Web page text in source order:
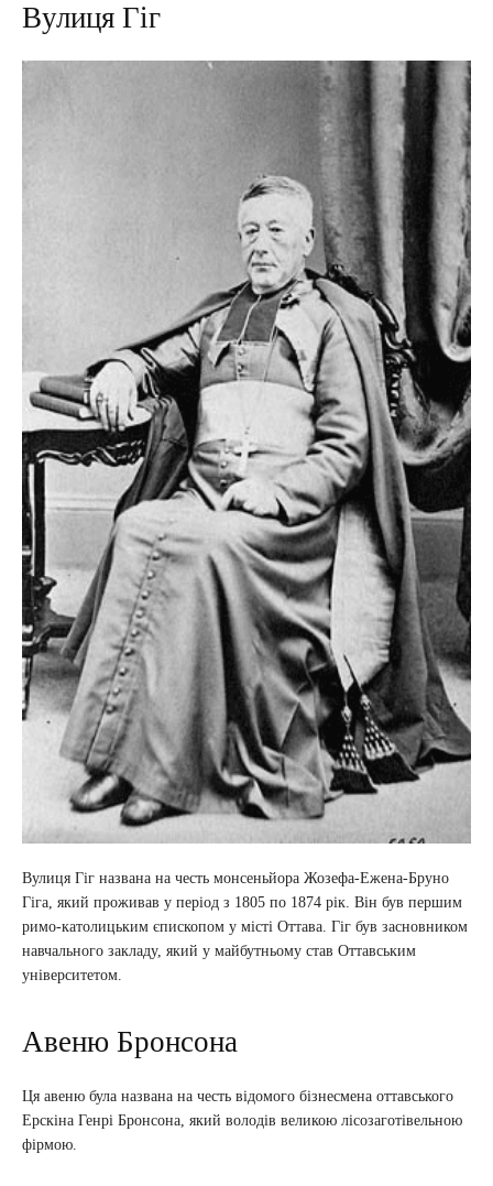
Вулиця Гіг
Вулиця Гіг названа на честь монсеньйора Жозефа-Ежена-Бруно
Гіга, який проживав у період з 1805 по 1874 рік. Він був першим
римо-католицьким єпископом у місті Оттава. Гіг був засновником
навчального закладу, який у майбутньому став Оттавським
університетом.
Авеню Бронсона
Ця авеню була названа на честь відомого бізнесмена оттавського
Ерскіна Генрі Бронсона, який володів великою лісозаготівельною
фірмою.